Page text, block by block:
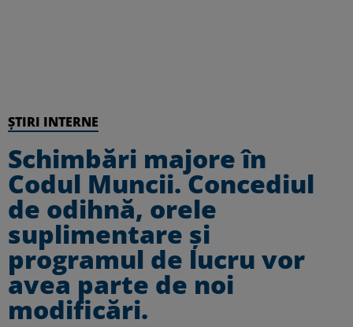
ȘTIRI INTERNE
Schimbări majore în
Codul Muncii. Concediul
de odihnă, orele
suplimentare și
programul de lucru vor
avea parte de noi
modificări.